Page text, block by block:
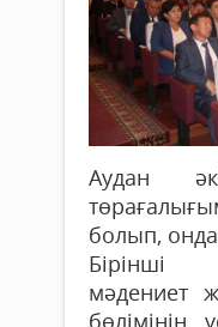
Аудан
болып,
Бірінші
мәдениет
бөлімінің